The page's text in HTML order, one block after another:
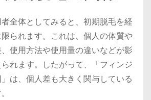
全体としてみると、初期脱毛を経
られます。これは、個人の体質や
使用方法や使用量の違いなどが影
れます。したがって、「フィンジ
は、個人差も大きく関与している